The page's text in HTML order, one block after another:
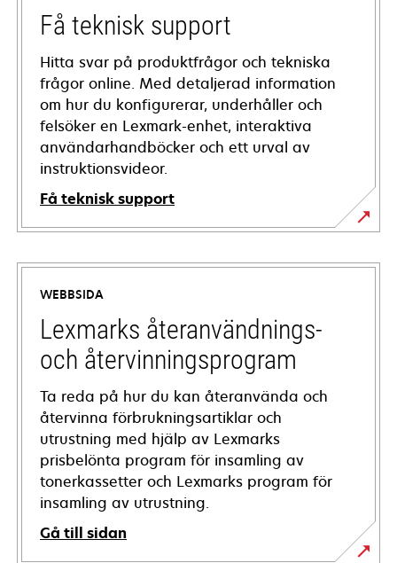
Få teknisk support
Hitta svar på produktfrågor och tekniska
frågor online. Med detaljerad information
om hur du konfigurerar, underhåller och
felsöker en Lexmark-enhet, interaktiva
användarhandböcker och ett urval av
instruktionsvideor.
Få teknisk support
opens
in
new
tab
WEBBSIDA
Lexmarks återanvändnings-
och återvinningsprogram
Ta reda på hur du kan återanvända och
återvinna förbrukningsartiklar och
utrustning med hjälp av Lexmarks
prisbelönta program för insamling av
tonerkassetter och Lexmarks program för
insamling av utrustning.
Gå till sidan